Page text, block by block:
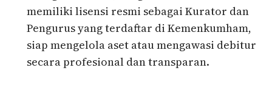
memiliki lisensi resmi sebagai Kurator dan
Pengurus yang terdaftar di Kemenkumham,
siap mengelola aset atau mengawasi debitur
secara profesional dan transparan.